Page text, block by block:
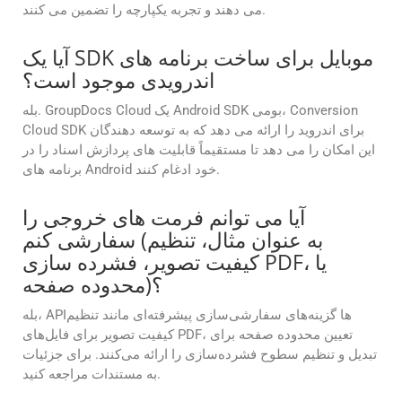
می دهند و تجربه یکپارچه را تضمین می کنند.
آیا یک SDK موبایل برای ساخت برنامه های
اندرویدی موجود است؟
بله. GroupDocs Cloud یک Android SDK بومی، Conversion
Cloud SDK برای اندروید را ارائه می دهد که به توسعه دهندگان
این امکان را می دهد تا مستقیماً قابلیت های پردازش اسناد را در
برنامه های Android خود ادغام کنند.
آیا می توانم فرمت های خروجی را
سفارشی کنم (به عنوان مثال، تنظیم
کیفیت تصویر، فشرده سازی PDF، یا
محدوده صفحه)؟
بله، APIها گزینه‌های سفارشی‌سازی پیشرفته‌ای مانند تنظیم
کیفیت تصویر برای فایل‌های PDF، تعیین محدوده صفحه برای
تبدیل و تنظیم سطوح فشرده‌سازی را ارائه می‌کنند. برای جزئیات
به مستندات مراجعه کنید.